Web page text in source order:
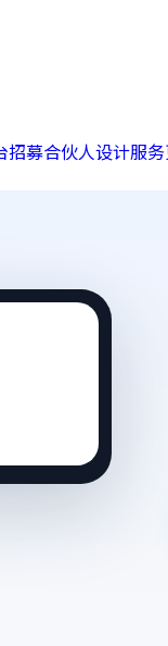
招募合伙人设计服务